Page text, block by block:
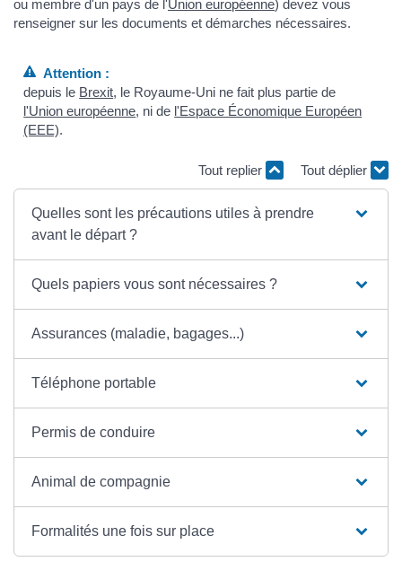
ou membre d'un pays de l'Union européenne) devez vous
renseigner sur les documents et démarches nécessaires.
Attention :
depuis le Brexit, le Royaume-Uni ne fait plus partie de
l'Union européenne, ni de l'Espace Économique Européen
(EEE).
Tout replier Tout déplier
Quelles sont les précautions utiles à prendre
avant le départ ?
Quels papiers vous sont nécessaires ?
Assurances (maladie, bagages...)
Téléphone portable
Permis de conduire
Animal de compagnie
Formalités une fois sur place